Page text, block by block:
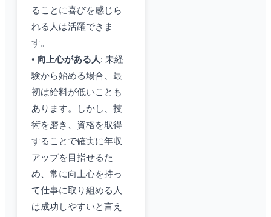
ることに喜びを感じら
れる人は活躍できま
す。
• 向上心がある人: 未経
験から始める場合、最
初は給料が低いことも
あります。しかし、技
術を磨き、資格を取得
することで確実に年収
アップを目指せるた
め、常に向上心を持っ
て仕事に取り組める人
は成功しやすいと言え